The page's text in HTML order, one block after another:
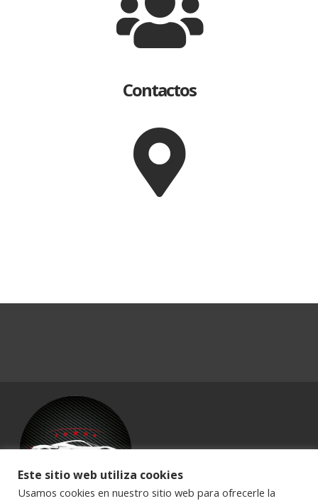
Contactos
Este sitio web utiliza cookies
Usamos cookies en nuestro sitio web para ofrecerle la